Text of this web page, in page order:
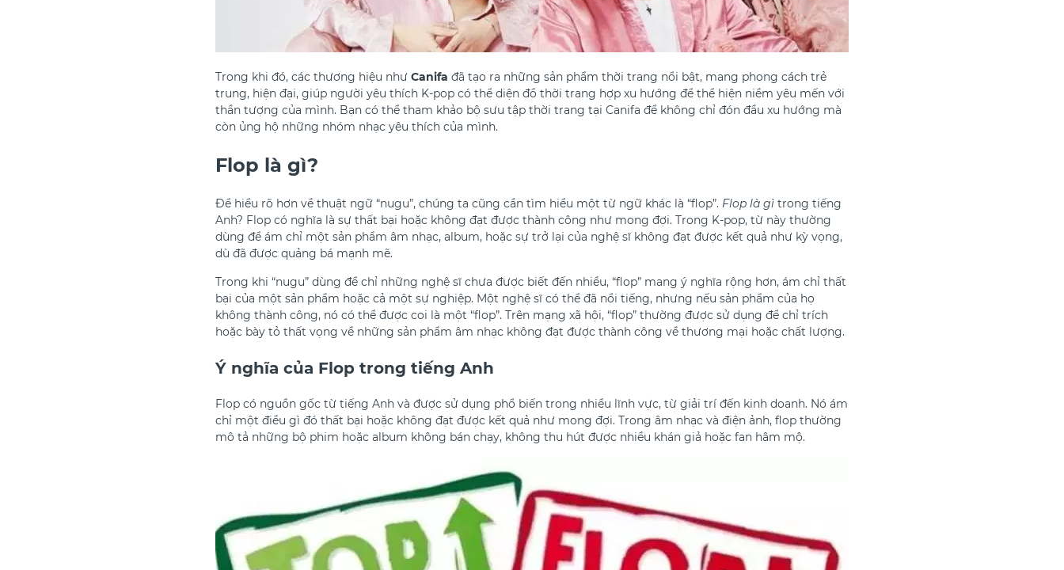
Trong khi đó, các thương hiệu như Canifa đã tạo ra những sản phẩm thời trang nổi bật, mang phong cách trẻ
trung, hiện đại, giúp người yêu thích K-pop có thể diện đồ thời trang hợp xu hướng để thể hiện niềm yêu mến với
thần tượng của mình. Bạn có thể tham khảo bộ sưu tập thời trang tại Canifa để không chỉ đón đầu xu hướng mà
còn ủng hộ những nhóm nhạc yêu thích của mình.
Flop là gì?
Để hiểu rõ hơn về thuật ngữ “nugu”, chúng ta cũng cần tìm hiểu một từ ngữ khác là “flop”. Flop là gì trong tiếng
Anh? Flop có nghĩa là sự thất bại hoặc không đạt được thành công như mong đợi. Trong K-pop, từ này thường
dùng để ám chỉ một sản phẩm âm nhạc, album, hoặc sự trở lại của nghệ sĩ không đạt được kết quả như kỳ vọng,
dù đã được quảng bá mạnh mẽ.
Trong khi “nugu” dùng để chỉ những nghệ sĩ chưa được biết đến nhiều, “flop” mang ý nghĩa rộng hơn, ám chỉ thất
bại của một sản phẩm hoặc cả một sự nghiệp. Một nghệ sĩ có thể đã nổi tiếng, nhưng nếu sản phẩm của họ
không thành công, nó có thể được coi là một “flop”. Trên mạng xã hội, “flop” thường được sử dụng để chỉ trích
hoặc bày tỏ thất vọng về những sản phẩm âm nhạc không đạt được thành công về thương mại hoặc chất lượng.
Ý nghĩa của Flop trong tiếng Anh
Flop có nguồn gốc từ tiếng Anh và được sử dụng phổ biến trong nhiều lĩnh vực, từ giải trí đến kinh doanh. Nó ám
chỉ một điều gì đó thất bại hoặc không đạt được kết quả như mong đợi. Trong âm nhạc và điện ảnh, flop thường
mô tả những bộ phim hoặc album không bán chạy, không thu hút được nhiều khán giả hoặc fan hâm mộ.